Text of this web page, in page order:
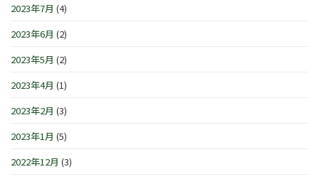
2023年7月 (4)
2023年6月 (2)
2023年5月 (2)
2023年4月 (1)
2023年2月 (3)
2023年1月 (5)
2022年12月 (3)